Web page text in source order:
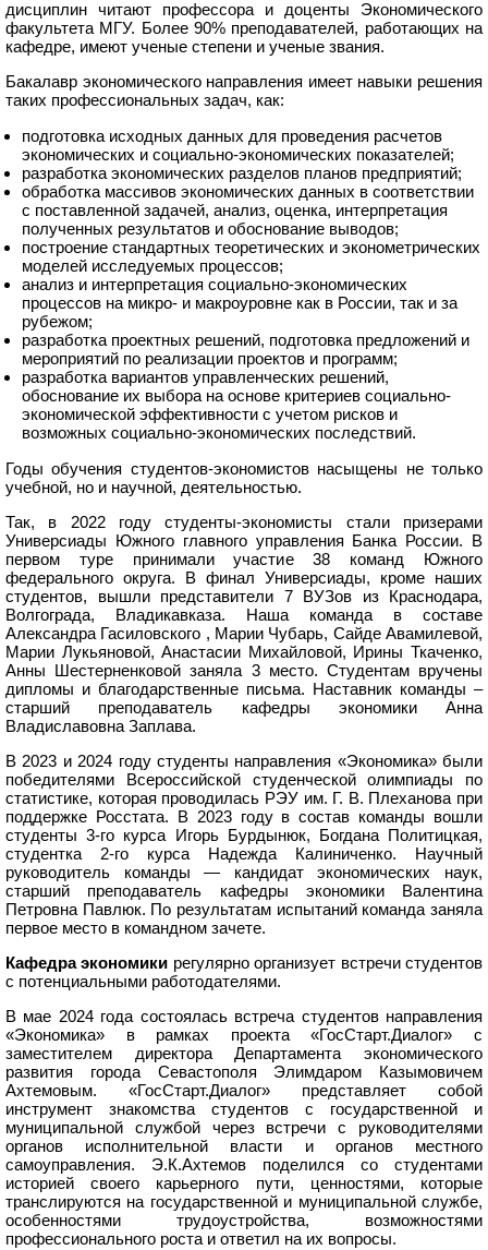
дисциплин читают профессора и доценты Экономического
факультета МГУ. Более 90% преподавателей, работающих на
кафедре, имеют ученые степени и ученые звания.
Бакалавр экономического направления имеет навыки решения
таких профессиональных задач, как:
подготовка исходных данных для проведения расчетов
экономических и социально-экономических показателей;
разработка экономических разделов планов предприятий;
обработка массивов экономических данных в соответствии
с поставленной задачей, анализ, оценка, интерпретация
полученных результатов и обоснование выводов;
построение стандартных теоретических и эконометрических
моделей исследуемых процессов;
анализ и интерпретация социально-экономических
процессов на микро- и макроуровне как в России, так и за
рубежом;
разработка проектных решений, подготовка предложений и
мероприятий по реализации проектов и программ;
разработка вариантов управленческих решений,
обоснование их выбора на основе критериев социально-
экономической эффективности с учетом рисков и
возможных социально-экономических последствий.
Годы обучения студентов-экономистов насыщены не только
учебной, но и научной, деятельностью.
Так, в 2022 году студенты-экономисты стали призерами
Универсиады Южного главного управления Банка России. В
первом туре принимали участие 38 команд Южного
федерального округа. В финал Универсиады, кроме наших
студентов, вышли представители 7 ВУЗов из Краснодара,
Волгограда, Владикавказа. Наша команда в составе
Александра Гасиловского , Марии Чубарь, Сайде Авамилевой,
Марии Лукьяновой, Анастасии Михайловой, Ирины Ткаченко,
Анны Шестерненковой заняла 3 место. Студентам вручены
дипломы и благодарственные письма. Наставник команды –
старший преподаватель кафедры экономики Анна
Владиславовна Заплава.
В 2023 и 2024 году студенты направления «Экономика» были
победителями Всероссийской студенческой олимпиады по
статистике, которая проводилась РЭУ им. Г. В. Плеханова при
поддержке Росстата. В 2023 году в состав команды вошли
студенты 3-го курса Игорь Бурдынюк, Богдана Политицкая,
студентка 2-го курса Надежда Калиниченко. Научный
руководитель команды — кандидат экономических наук,
старший преподаватель кафедры экономики Валентина
Петровна Павлюк. По результатам испытаний команда заняла
первое место в командном зачете.
Кафедра экономики регулярно организует встречи студентов
с потенциальными работодателями.
В мае 2024 года состоялась встреча студентов направления
«Экономика» в рамках проекта «ГосСтарт.Диалог» с
заместителем директора Департамента экономического
развития города Севастополя Элимдаром Казымовичем
Ахтемовым. «ГосСтарт.Диалог» представляет собой
инструмент знакомства студентов с государственной и
муниципальной службой через встречи с руководителями
органов исполнительной власти и органов местного
самоуправления. Э.К.Ахтемов поделился со студентами
историей своего карьерного пути, ценностями, которые
транслируются на государственной и муниципальной службе,
особенностями трудоустройства, возможностями
профессионального роста и ответил на их вопросы.